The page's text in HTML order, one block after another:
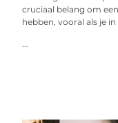
cruciaal belang om
hebben, vooral als je in
...